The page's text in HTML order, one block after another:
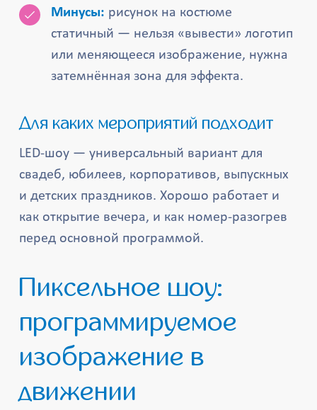
Минусы: рисунок на костюме
статичный — нельзя «вывести» логотип
или меняющееся изображение, нужна
затемнённая зона для эффекта.
Для каких мероприятий подходит
LED-шоу — универсальный вариант для
свадеб, юбилеев, корпоративов, выпускных
и детских праздников. Хорошо работает и
как открытие вечера, и как номер-разогрев
перед основной программой.
Пиксельное шоу:
программируемое
изображение в
движении